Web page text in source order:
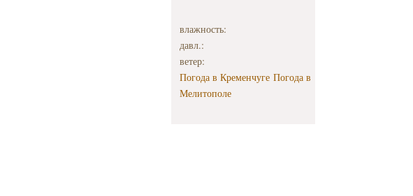
влажность:
давл.:
ветер:
Погода в Кременчуге Погода в
Мелитополе